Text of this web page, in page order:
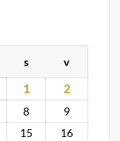
s v
1
2
8
9
15
16